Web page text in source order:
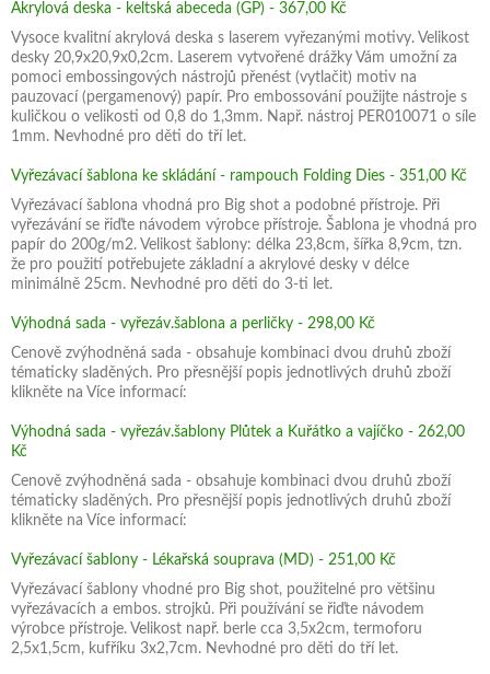
Akrylová deska - keltská abeceda (GP) - 367,00 Kč
Vysoce kvalitní akrylová deska s laserem vyřezanými motivy. Velikost
desky 20,9x20,9x0,2cm. Laserem vytvořené drážky Vám umožní za
pomoci embossingových nástrojů přenést (vytlačit) motiv na
pauzovací (pergamenový) papír. Pro embossování použijte nástroje s
kuličkou o velikosti od 0,8 do 1,3mm. Např. nástroj PER010071 o síle
1mm. Nevhodné pro děti do tří let.
Vyřezávací šablona ke skládání - rampouch Folding Dies - 351,00 Kč
Vyřezávací šablona vhodná pro Big shot a podobné přístroje. Při
vyřezávání se řiďte návodem výrobce přístroje. Šablona je vhodná pro
papír do 200g/m2. Velikost šablony: délka 23,8cm, šířka 8,9cm, tzn.
že pro použití potřebujete základní a akrylové desky v délce
minimálně 25cm. Nevhodné pro děti do 3-ti let.
Výhodná sada - vyřezáv.šablona a perličky - 298,00 Kč
Cenově zvýhodněná sada - obsahuje kombinaci dvou druhů zboží
tématicky sladěných. Pro přesnější popis jednotlivých druhů zboží
klikněte na Více informací:
Výhodná sada - vyřezáv.šablony Plůtek a Kuřátko a vajíčko - 262,00
Kč
Cenově zvýhodněná sada - obsahuje kombinaci dvou druhů zboží
tématicky sladěných. Pro přesnější popis jednotlivých druhů zboží
klikněte na Více informací:
Vyřezávací šablony - Lékařská souprava (MD) - 251,00 Kč
Vyřezávací šablony vhodné pro Big shot, použitelné pro většinu
vyřezávacích a embos. strojků. Při používání se řiďte návodem
výrobce přístroje. Velikost např. berle cca 3,5x2cm, termoforu
2,5x1,5cm, kufříku 3x2,7cm. Nevhodné pro děti do tří let.